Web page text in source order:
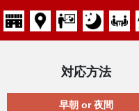
対応方法
早朝 or 夜間